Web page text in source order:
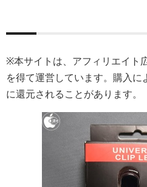
※本サイトは、アフィリエイト
を得て運営しています。購入に
に還元されることがあります。